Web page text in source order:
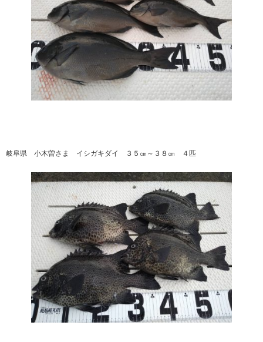
岐阜県 小木曽さま イシガキダイ ３５㎝～３８㎝ ４匹